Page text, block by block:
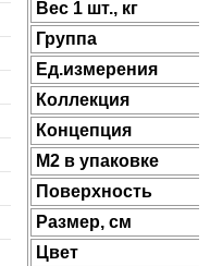
Вес 1 шт., кг
Группа
Ед.измерения
Коллекция
Концепция
М2 в упаковке
Поверхность
Размер, см
Цвет